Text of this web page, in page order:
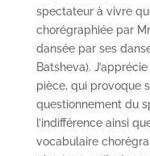
spectateur à vivre
chorégraphiée par
dansée par ses
Batsheva).
pièce, qui provoque
questionnement du
l’indifférence ainsi
vocabulaire